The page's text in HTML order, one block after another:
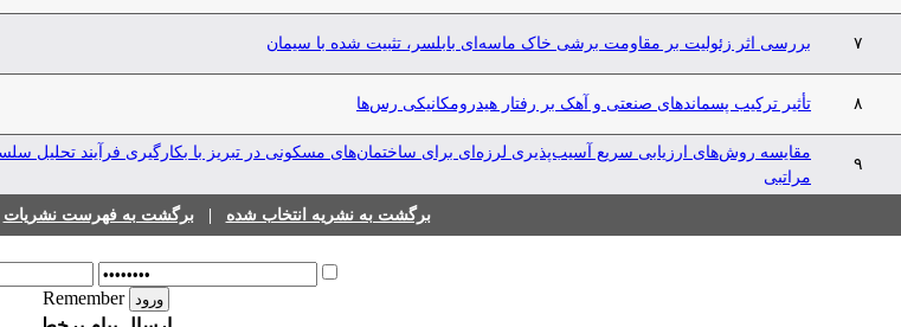
۷ بررسی اثر زئولیت بر مقاومت برشی خاک ماسه‌ای بابلسر، تثبیت‌ شده با سیمان
۸ تأثیر ترکیب پسماندهای صنعتی و آهک بر رفتار هیدرومکانیکی رس‌ها
۹
مقایسه روش‌های ارزیابی سریع آسیب‌پذیری لرزه‌ای برای ساختمان‌های مسکونی در تبریز با بکارگیری فرآیند تحلیل
مراتبی
برگشت به نشریه انتخاب شده |برگشت به فهرست نشریات
Remember